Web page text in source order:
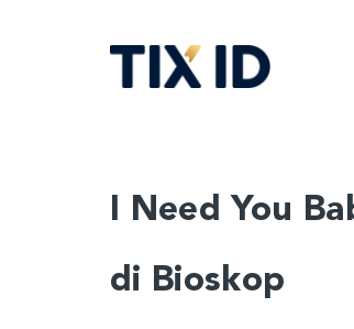
I Need You
di Bioskop